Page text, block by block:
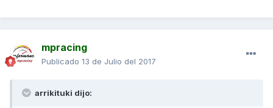
mpracing
Publicado 13 de Julio del 2017
arrikituki dijo: